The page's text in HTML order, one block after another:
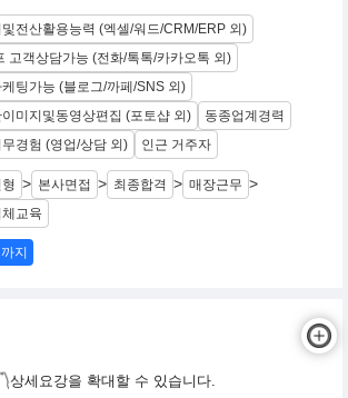
및전산활용능력 (엑셀/워드/CRM/ERP 외)
고객상담가능 (전화/톡톡/카카오톡 외)
팅가능 (블로그/까페/SNS 외)
이미지및동영상편집 (포토샵 외)
동종업계경력
경험 (영업/상담 외)
인근 거주자
> 본사면접 > 최종합격 > 매장근무 >
교육
지
상세요강을 확대할 수 있습니다.